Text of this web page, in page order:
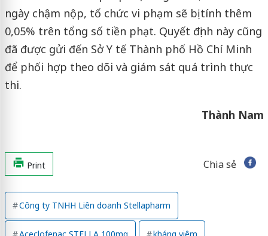
ngày chậm nộp, tổ chức vi phạm sẽ bị tính thêm
0,05% trên tổng số tiền phạt. Quyết định này cũng
đã được gửi đến Sở Y tế Thành phố Hồ Chí Minh
để phối hợp theo dõi và giám sát quá trình thực
thi.
Thành Nam
Print Chia sẻ
Công ty TNHH Liên doanh Stellapharm
Aceclofenac STELLA 100mg kháng viêm